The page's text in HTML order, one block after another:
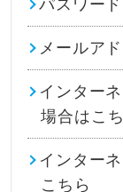
パスワー
メールア
インター
場合はこ
インター
こちら